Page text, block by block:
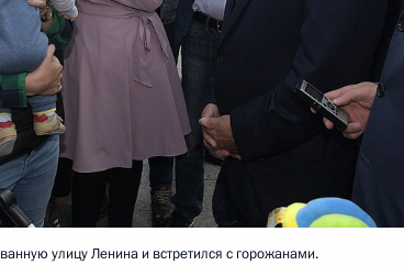
область, Ново-Огарево
фонда «Талант и успех»
улицу Ленина и встретился с горожанами.